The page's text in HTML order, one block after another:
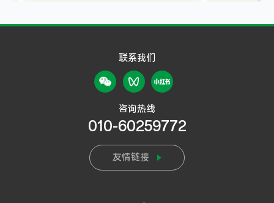
联系我们
咨询热线
010-60259772
友情链接